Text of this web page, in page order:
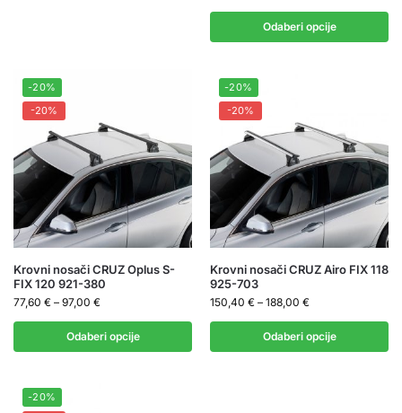
Odaberi opcije
-20%
-20%
Krovni nosači CRUZ Oplus S-
FIX 120 921-380
77,60 € – 97,00 €
Odaberi opcije
-20%
-20%
Krovni nosači CRUZ Airo FIX 118
925-703
150,40 € – 188,00 €
Odaberi opcije
-20%